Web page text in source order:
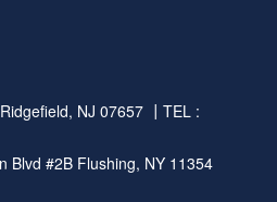
NJ 07657 ┃TEL :
Blvd #2B Flushing, NY 11354